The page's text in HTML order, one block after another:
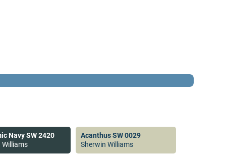
Navy SW 2420
Williams
Acanthus SW 0029
Sherwin Williams